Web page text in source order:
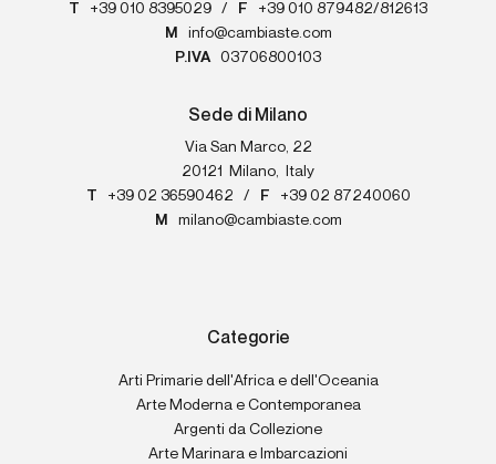
T +39 010 8395029 / F
+39 010 879482/812613
M
info@cambiaste.com
P.IVA
03706800103
Sede di Milano
Via San Marco, 22
20121
Milano,
Italy
T
+39 02 36590462 / F
+39 02 87240060
M
milano@cambiaste.com
Categorie
Arti Primarie dell'Africa e dell'Oceania
Arte Moderna e Contemporanea
Argenti da Collezione
Arte Marinara e Imbarcazioni